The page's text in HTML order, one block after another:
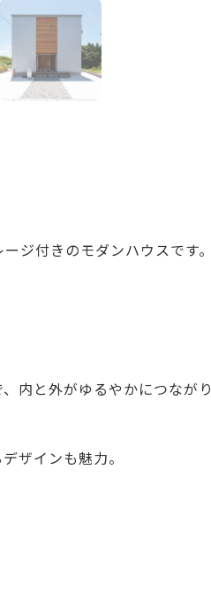
ジ付きのモダンハウスです。
内と外がゆるやかにつながり
ザインも魅力。